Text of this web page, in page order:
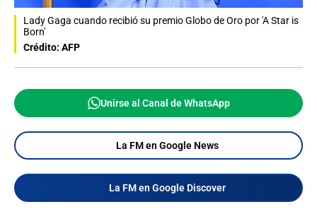
Lady Gaga cuando recibió su premio Globo de Oro por 'A Star is
Born'
Crédito: AFP
Unirse al Canal de WhatsApp
La FM en Google News
La FM en Google Discover